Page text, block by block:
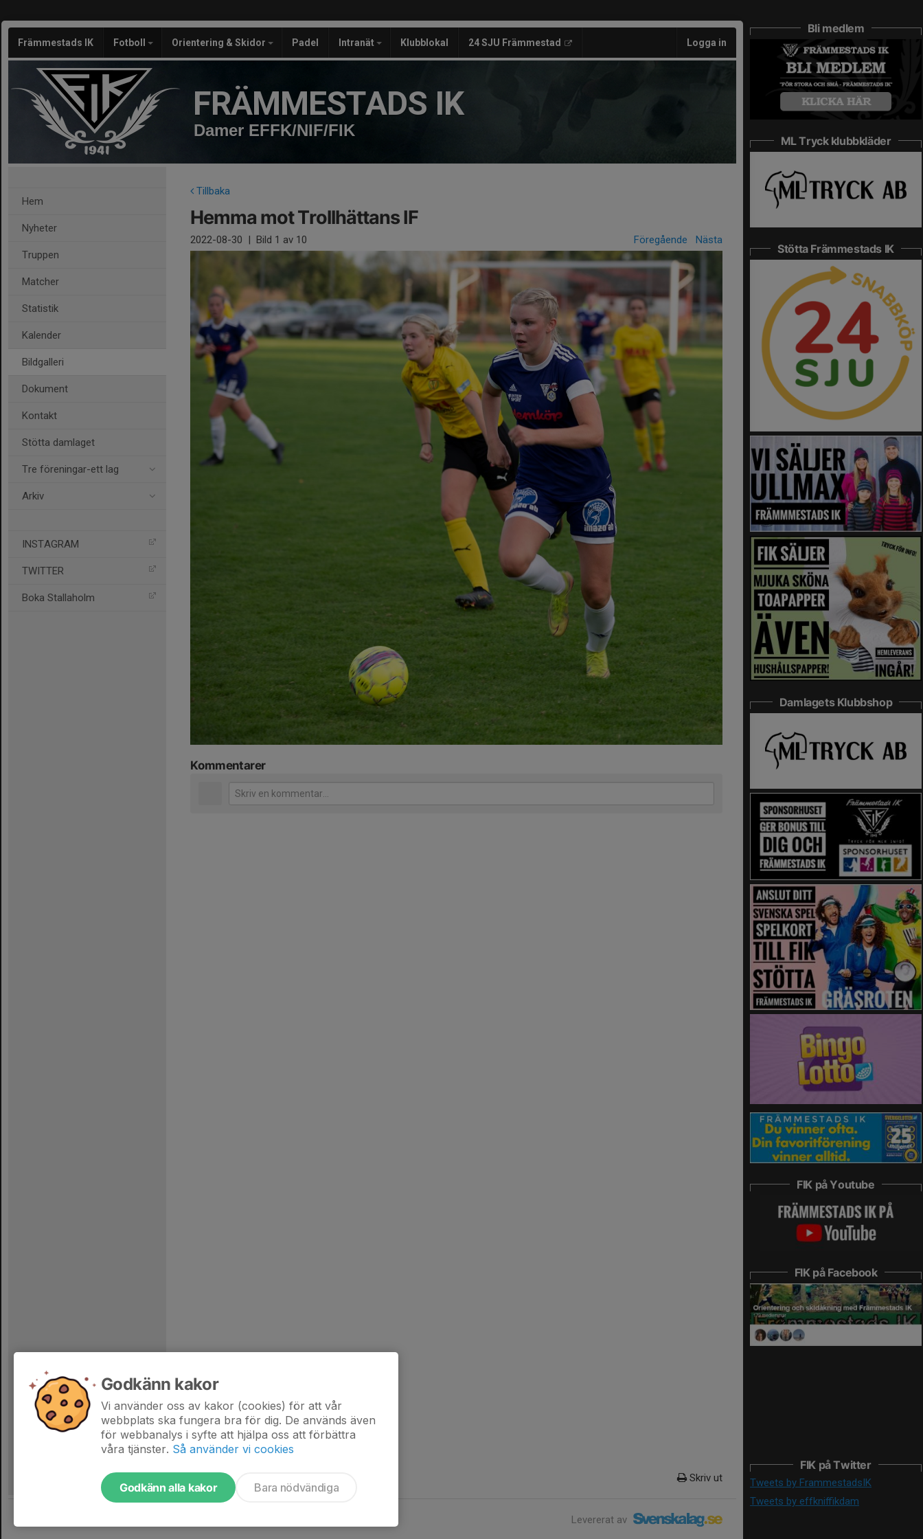
Främmestads IK Fotboll Orientering & Skidor Padel Intranät Klubblokal 24 SJU Främmestad Logga in
FRÄMMESTADS IK
Damer EFFK/NIF/FIK
Hem
Nyheter
Truppen
Matcher
Statistik
Kalender
Bildgalleri
Dokument
Kontakt
Stötta damlaget
Tre föreningar-ett lag
Arkiv
INSTAGRAM
TWITTER
Boka Stallaholm
Tillbaka
Hemma mot Trollhättans IF
2022-08-30 | Bild 1 av 10 Föregående Nästa
Kommentarer
Skriv ut
Levererat av
Bli medlem
ML Tryck klubbkläder
Stötta Främmestads IK
Damlagets Klubbshop
FIK på Youtube
FIK på Facebook
FIK på Twitter
Tweets by FrammestadsIK
Tweets by effkniffikdam
Godkänn kakor
Vi använder oss av kakor (cookies) för att vår
webbplats ska fungera bra för dig. De används även
för webbanalys i syfte att hjälpa oss att förbättra
våra tjänster. Så använder vi cookies
Godkänn alla kakor Bara nödvändiga